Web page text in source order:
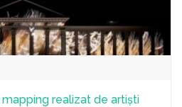
mapping realizat de artiști